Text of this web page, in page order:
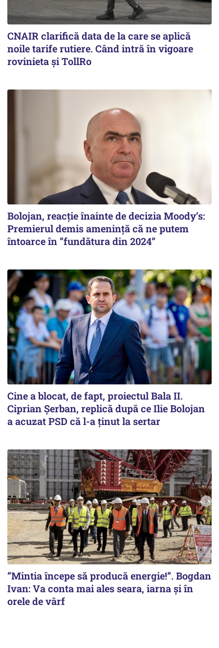
CNAIR clarifică data de la care se aplică
noile tarife rutiere. Când intră în vigoare
rovinieta și TollRo
Bolojan, reacție înainte de decizia Moody’s:
Premierul demis amenință că ne putem
întoarce în ”fundătura din 2024”
Cine a blocat, de fapt, proiectul Bala II.
Ciprian Șerban, replică după ce Ilie Bolojan
a acuzat PSD că l-a ținut la sertar
”Mintia începe să producă energie!”. Bogdan
Ivan: Va conta mai ales seara, iarna și în
orele de vârf